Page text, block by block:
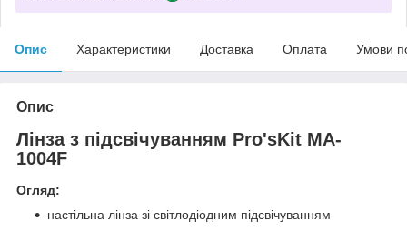
Опис Характеристики Доставка Оплата Умови
Опис
Лінза з підсвічуванням Pro'sKit MA-
1004F
Огляд:
настільна лінза зі світлодіодним підсвічуванням